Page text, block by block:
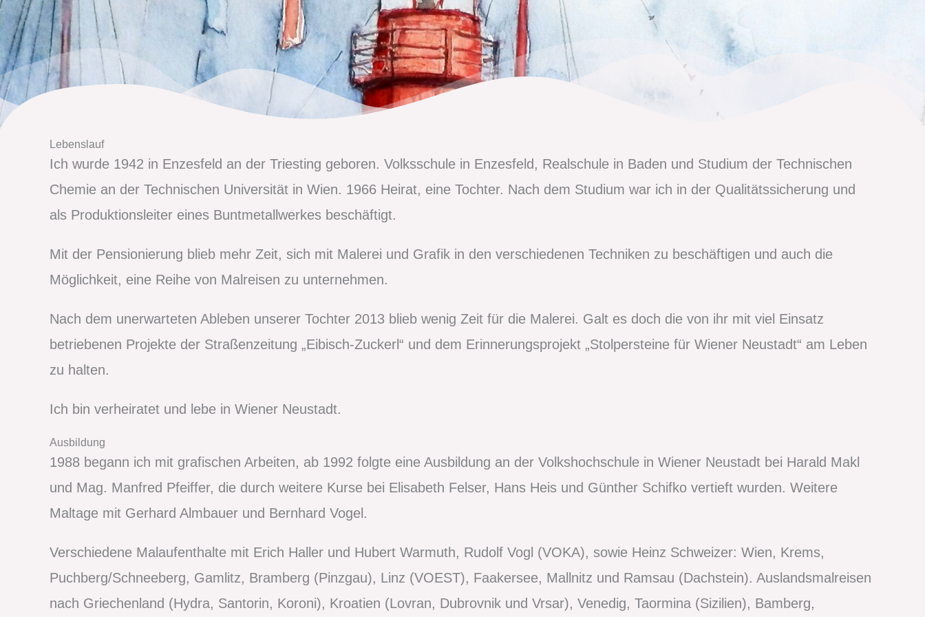
Lebenslauf
Ich wurde 1942 in Enzesfeld an der Triesting geboren. Volksschule in Enzesfeld, Realschule in Baden und Studium der Technischen
Chemie an der Technischen Universität in Wien. 1966 Heirat, eine Tochter. Nach dem Studium war ich in der Qualitätssicherung und
als Produktionsleiter eines Buntmetallwerkes beschäftigt.
Mit der Pensionierung blieb mehr Zeit, sich mit Malerei und Grafik in den verschiedenen Techniken zu beschäftigen und auch die
Möglichkeit, eine Reihe von Malreisen zu unternehmen.
Nach dem unerwarteten Ableben unserer Tochter 2013 blieb wenig Zeit für die Malerei. Galt es doch die von ihr mit viel Einsatz
betriebenen Projekte der Straßenzeitung „Eibisch-Zuckerl“ und dem Erinnerungsprojekt „Stolpersteine für Wiener Neustadt“ am Leben
zu halten.
Ich bin verheiratet und lebe in Wiener Neustadt.
Ausbildung
1988 begann ich mit grafischen Arbeiten, ab 1992 folgte eine Ausbildung an der Volkshochschule in Wiener Neustadt bei Harald Makl
und Mag. Manfred Pfeiffer, die durch weitere Kurse bei Elisabeth Felser, Hans Heis und Günther Schifko vertieft wurden. Weitere
Maltage mit Gerhard Almbauer und Bernhard Vogel.
Verschiedene Malaufenthalte mit Erich Haller und Hubert Warmuth, Rudolf Vogl (VOKA), sowie Heinz Schweizer: Wien, Krems,
Puchberg/Schneeberg, Gamlitz, Bramberg (Pinzgau), Linz (VOEST), Faakersee, Mallnitz und Ramsau (Dachstein). Auslandsmalreisen
nach Griechenland (Hydra, Santorin, Koroni), Kroatien (Lovran, Dubrovnik und Vrsar), Venedig, Taormina (Sizilien), Bamberg,